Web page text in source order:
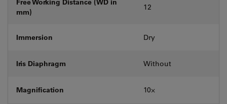
mm)
12
Immersion Dry
Iris Diaphragm Without
Magnification 10⨉